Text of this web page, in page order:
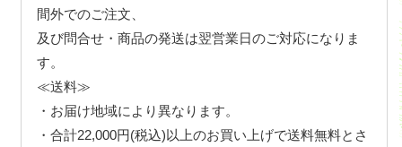
間外でのご注文、
及び問合せ・商品の発送は翌営業日のご対応になりま
す。
≪送料≫
・お届け地域により異なります。
・合計22,000円(税込)以上のお買い上げで送料無料とさ